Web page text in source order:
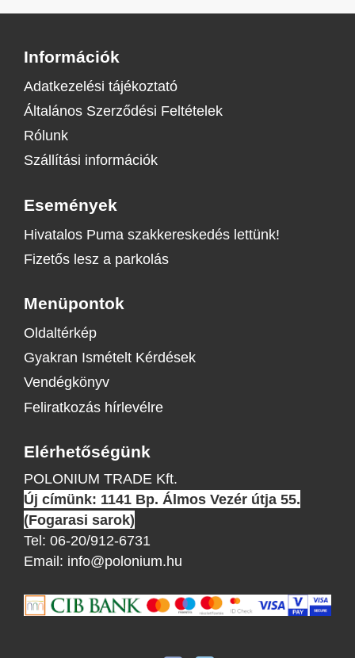
Információk
Adatkezelési tájékoztató
Általános Szerződési Feltételek
Rólunk
Szállítási információk
Események
Hivatalos Puma szakkereskedés lettünk!
Fizetős lesz a parkolás
Menüpontok
Oldaltérkép
Gyakran Ismételt Kérdések
Vendégkönyv
Feliratkozás hírlevélre
Elérhetőségünk
POLONIUM TRADE Kft.
Új címünk: 1141 Bp. Álmos Vezér útja 55.
(Fogarasi sarok)
Tel: 06-20/912-6731
Email: info@polonium.hu